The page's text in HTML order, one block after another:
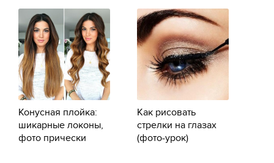
Конусная плойка:
шикарные локоны,
фото прически
Как рисовать
стрелки на глазах
(фото-урок)